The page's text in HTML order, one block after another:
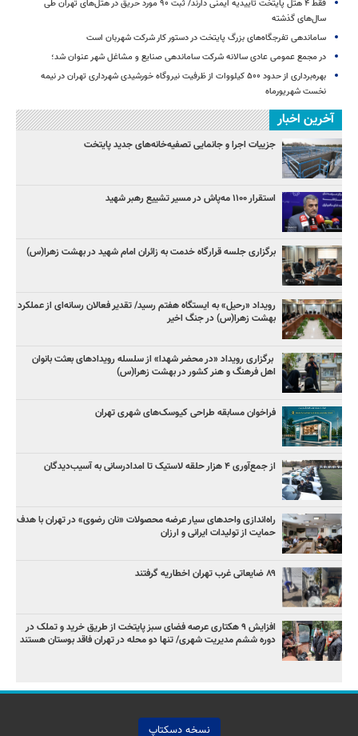
فقط ۴ هتل پایتخت تأییدیه ایمنی دارند/ ثبت ۹۰ مورد حریق در هتل‌های تهران طی
سال‌های گذشته
ساماندهی تفرجگاه‌های بزرگ پایتخت در دستور کار شرکت شهربان است
در مجمع عمومی عادی سالانه شرکت ساماندهی صنایع و مشاغل شهر عنوان شد؛
بهره‌برداری از حدود ۵۰۰ کیلووات از ظرفیت نیروگاه خورشیدی شهرداری تهران در نیمه
نخست شهریورماه
آخرین اخبار
جزییات اجرا و جانمایی تصفیه‌خانه‌های جدید پایتخت
استقرار ۱۱۰۰ مه‌پاش در مسیر تشییع رهبر شهید
برگزاری جلسه قرارگاه خدمت به زائران امام شهید در بهشت زهرا(س)
رویداد «رحیل» به ایستگاه هفتم رسید/ تقدیر فعالان رسانه‌ای از عملکرد
بهشت زهرا(س) در جنگ اخیر
برگزاری رویداد «در محضر شهدا» از سلسله رویدادهای بعثت بانوان
اهل فرهنگ و هنر کشور در بهشت زهرا(س)
فراخوان مسابقه طراحی کیوسک‌های شهری تهران
از جمع‌آوری ۴ هزار حلقه لاستیک تا امدادرسانی به آسیب‌دیدگان
راه‌اندازی واحدهای سیار عرضه محصولات «نان رضوی» در تهران با هدف
حمایت از تولیدات ایرانی و ارزان
۸۹ ضایعاتی غرب تهران اخطاریه گرفتند
افزایش ۹ هکتاری عرصه فضای سبز پایتخت از طریق خرید و تملک در
دوره ششم مدیریت شهری/ تنها دو محله در تهران فاقد بوستان هستند
نسخه دسکتاپ